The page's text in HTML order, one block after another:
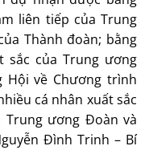
liên tiếp của Trung
Thành đoàn; bằng
sắc của Trung ương
Hội về Chương trình
cá nhân xuất sắc
Trung ương Đoàn và
Đình Trinh – Bí